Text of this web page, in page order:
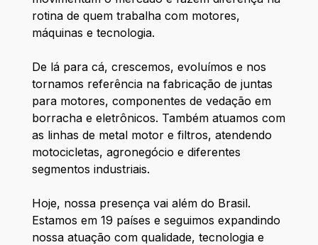
rotina de quem trabalha com motores,
máquinas e tecnologia.
De lá para cá, crescemos, evoluímos e nos
tornamos referência na fabricação de juntas
para motores, componentes de vedação em
borracha e eletrônicos. Também atuamos com
as linhas de metal motor e filtros, atendendo
motocicletas, agronegócio e diferentes
segmentos industriais.
Hoje, nossa presença vai além do Brasil.
Estamos em 19 países e seguimos expandindo
nossa atuação com qualidade, tecnologia e